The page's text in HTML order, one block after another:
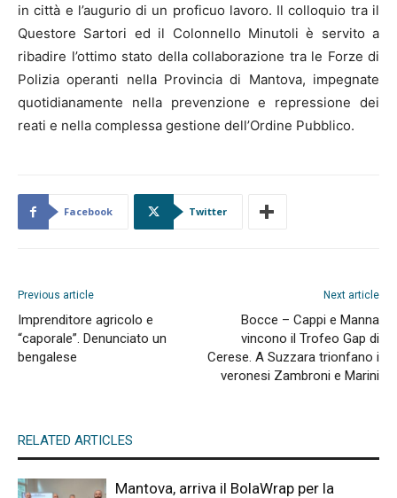
in città e l’augurio di un proficuo lavoro. Il colloquio tra il
Questore Sartori ed il Colonnello Minutoli è servito a
ribadire l’ottimo stato della collaborazione tra le Forze di
Polizia operanti nella Provincia di Mantova, impegnate
quotidianamente nella prevenzione e repressione dei
reati e nella complessa gestione dell’Ordine Pubblico.
Facebook Twitter
Previous article
Imprenditore agricolo e
“caporale”. Denunciato un
bengalese
Next article
Bocce – Cappi e Manna
vincono il Trofeo Gap di
Cerese. A Suzzara trionfano i
veronesi Zambroni e Marini
RELATED ARTICLES
Mantova, arriva il BolaWrap per la